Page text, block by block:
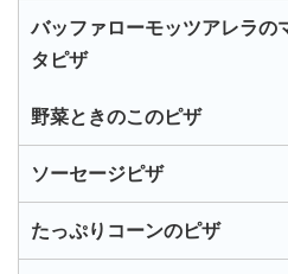
バッファローモッツアレラの
タピザ
野菜ときのこのピザ
ソーセージピザ
たっぷりコーンのピザ